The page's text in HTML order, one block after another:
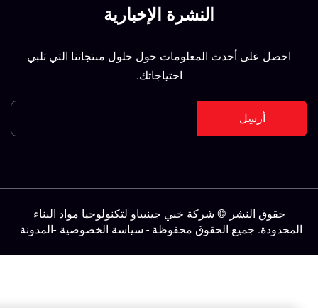
النشرة الإخبارية
احصل على أحدث المعلومات حول حلول منتجاتنا التي تلبي
احتياجاتك.
أرسِل
حقوق النشر © شركة خبي جينبياو لتكنولوجيا مواد البناء
جميع الحقوق محفوظة -سياسة الخصوصية -المدونة